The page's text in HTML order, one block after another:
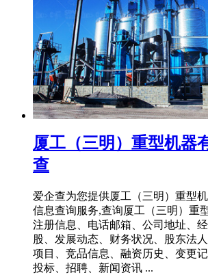
厦工（三明）重型机器
查
爱企查为您提供厦工（三明）重型
信息查询服务,查询厦工（三明）重
注册信息、电话邮箱、公司地址、
股、发展动态、财务状况、股东法
项目、竞品信息、融资历史、变更
投标、招聘、新闻资讯 ...